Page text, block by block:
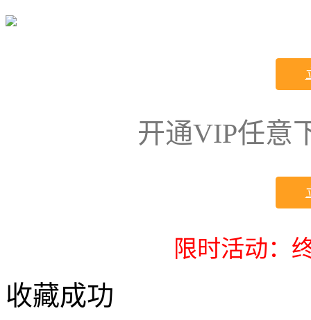
开通VIP任意
限时活动：
收藏成功